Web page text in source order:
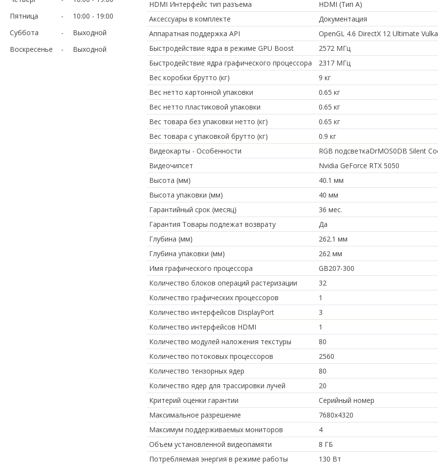
Пятница
10:00
19:00
Суббота
Выходной
Воскресенье
Выходной
HDMI Интерфейс тип разъема
HDMI (Тип A)
Аксессуары в комплекте
Документация
Аппаратная поддержка API
OpenGL 4.6 DirectX 12 Ultimate
Быстродействие ядра в режиме GPU Boost
2572 МГц
Быстродействие ядра графического процессора
2317 МГц
Вес коробки брутто (кг)
9 кг
Вес нетто картонной упаковки
0.65 кг
Вес нетто пластиковой упаковки
0.65 кг
Вес товара без упаковки нетто (кг)
0.65 кг
Вес товара с упаковкой брутто (кг)
0.9 кг
Видеокарты - Особенности
RGB подсветкаDrMOS0DB Silent
Видеочипсет
Nvidia GeForce RTX 5050
Высота (мм)
40.1 мм
Высота упаковки (мм)
40 мм
Гарантийный срок (месяц)
36 мес.
Гарантия Товары подлежат возврату
Да
Глубина (мм)
262.1 мм
Глубина упаковки (мм)
262 мм
Имя графического процессора
GB207-300
Количество блоков операций растеризации
32
Количество графических процессоров
1
Количество интерфейсов DisplayPort
3
Количество интерфейсов HDMI
1
Количество модулей наложения текстуры
80
Количество потоковых процессоров
2560
Количество тензорных ядер
80
Количество ядер для трассировки лучей
20
Критерий оценки гарантии
Серийный номер
Максимальное разрешение
7680x4320
Максимум поддерживаемых мониторов
4
Объем установленной видеопамяти
8 ГБ
Потребляемая энергия в режиме работы
130 Вт